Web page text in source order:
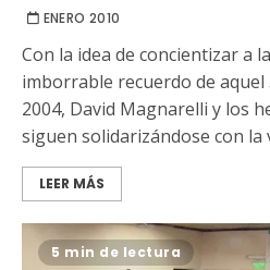
ENERO 2010
Con la idea de concientizar a
imborrable recuerdo de aquel
2004, David Magnarelli y los
siguen solidarizándose con la
LEER MÁS
5 min de lectura